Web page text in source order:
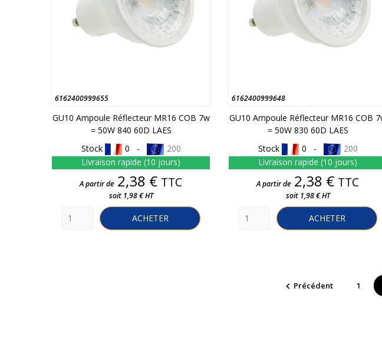
6162400999655
GU10 Ampoule Réflecteur MR16 COB 7w
= 50W 840 60D LAES
Stock
0 -
200
Livraison rapide (10 jours)
Prix
A partir de 2,38 € TTC
soit 1,98 € HT
ACHETER
6162400999648
GU10 Ampoule Réflecteur MR16 COB
= 50W 830 60D LAES
Stock
0 -
200
Livraison rapide (10 jours)
Prix
A partir de 2,38 € TTC
soit 1,98 € HT
ACHETER
 Précédent 1